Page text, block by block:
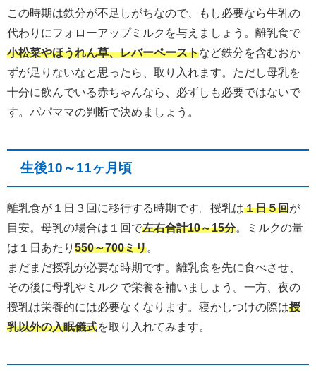
この時期は鉄分が不足しがちなので、もし必要なら牛乳の
代わりにフォローアップミルクを与えましょう。離乳食で
小松菜やほうれん草、レバーペーストなど鉄分を含むおか
ずが足りないなと思ったら、取り入れます。ただし母乳を
十分に飲んでいる赤ちゃんなら、必ずしも必要ではないで
す。パパママの判断で決めましょう。
生後10～11ヶ月頃
離乳食が１日３回に移行する時期です。授乳は１日５回が
目安。母乳の場合は１回で左右合計10～15分。ミルクの量
は１日あたり 550～700ミリ。
まだまだ授乳が必要な時期です。離乳食を先に食べさせ、
その後に母乳やミルクで栄養を補いましょう。一方、夜の
授乳は栄養的には必要なくなります。寝かしつけの際は授
乳以外の入眠儀式を取り入れてみます。